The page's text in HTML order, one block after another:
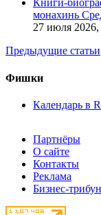
Книги-
монахинь
27 июля 2026,
Предыдущие статьи
Фишки
Календарь в
Партнёры
О сайте
Контакты
Реклама
Бизнес-